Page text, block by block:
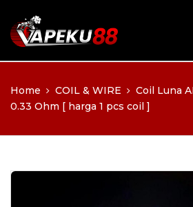
Home COIL & WIRE
Coil Luna
0.33 Ohm [ harga 1 pcs coil ]